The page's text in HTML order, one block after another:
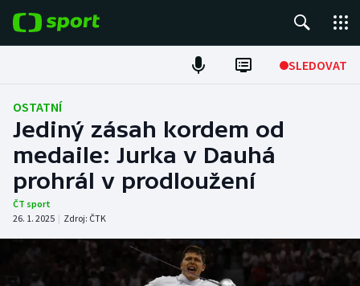
SLEDOVAT
Fotbal
Hokej
Tenis
Atletika
OSTATNÍ
Jediný zásah kordem od
medaile: Jurka v Dauhá
prohrál v prodloužení
ČT sport
26. 1. 2025 | Zdroj: ČTK